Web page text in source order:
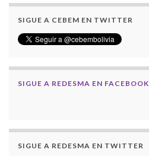
SIGUE A CEBEM EN TWITTER
SIGUE A REDESMA EN FACEBOOK
SIGUE A REDESMA EN TWITTER